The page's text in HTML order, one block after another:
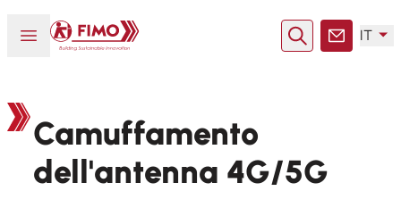
Aprire o chiudere il menu
Torna alla pagina iniziale
RicercaContatto
IT
Camuffamento
dell'antenna 4G/5G